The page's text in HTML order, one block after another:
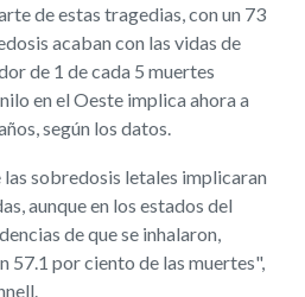
de estas tragedias, con un 73
acaban con las vidas de
de 1 de cada 5 muertes
en el Oeste implica ahora a
según los datos.
sobredosis letales implicaran
aunque en los estados del
de que se inhalaron,
57.1 por ciento de las muertes",